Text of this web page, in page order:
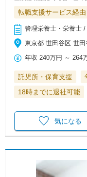
転職支援サービス経由
管理栄養士・栄養士 /
東京都 世田谷区 世田
年収 240万円 ～ 264
託児所・保育支援
18時までに退社可能
気になる